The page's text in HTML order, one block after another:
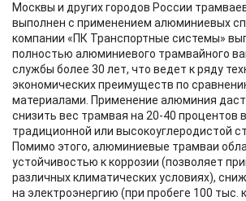
Москвы и других городов России
выполнен с применением алюминиевых
компании «ПК Транспортные системы»
полностью алюминиевого трамвайного
службы более 30 лет, что ведет к ряду
экономических преимуществ по
материалами. Применение алюминия
снизить вес трамвая на 20-40 процентов
традиционной или высокоуглеродистой
Помимо этого, алюминиевые трамваи
устойчивостью к коррозии (позволяет
различных климатических условиях),
на электроэнергию (при пробеге 100 тыс.